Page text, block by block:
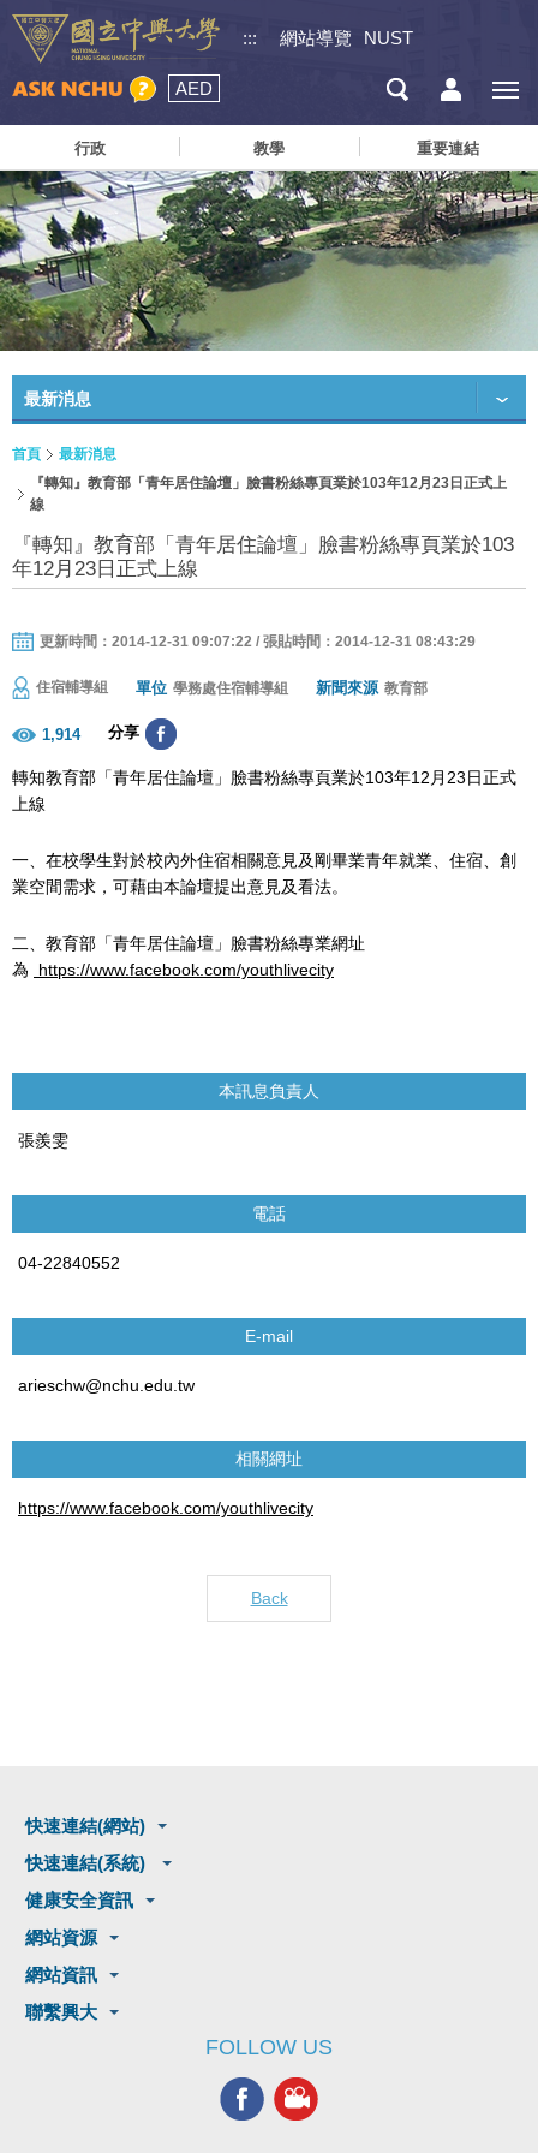
::: 網站導覽 NUST
AED
行政 教學 重要連結
最新消息
首頁
最新消息
『轉知』教育部「青年居住論壇」臉書粉絲專頁業於103年12月23日正式上
線
『轉知』教育部「青年居住論壇」臉書粉絲專頁業於103
年12月23日正式上線
更新時間：2014-12-31 09:07:22 / 張貼時間：2014-12-31 08:43:29
住宿輔導組 單位 學務處住宿輔導組 新聞來源 教育部
1,914 分享
轉知教育部「青年居住論壇」臉書粉絲專頁業於103年12月23日正式
上線
一、在校學生對於校內外住宿相關意見及剛畢業青年就業、住宿、創
業空間需求，可藉由本論壇提出意見及看法。
二、教育部「青年居住論壇」臉書粉絲專業網址
為
https://www.facebook.com/youthlivecity
本訊息負責人
張羨雯
電話
04-22840552
E-mail
arieschw@nchu.edu.tw
相關網址
https://www.facebook.com/youthlivecity
Back
快速連結(網站)
快速連結(系統)
健康安全資訊
網站資源
網站資訊
聯繫興大
FOLLOW US